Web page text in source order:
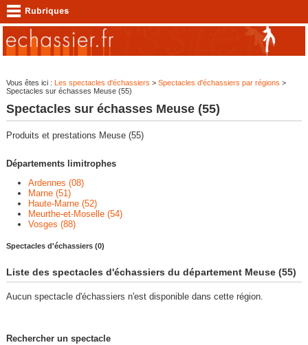
Vous êtes ici : Les spectacles d'échassiers > Spectacles d'échassiers par régions >
Spectacles sur échasses Meuse (55)
Spectacles sur échasses Meuse (55)
Produits et prestations Meuse (55)
Départements limitrophes
Ardennes (08)
Marne (51)
Haute-Marne (52)
Meurthe-et-Moselle (54)
Vosges (88)
Spectacles d'échassiers (0)
Liste des spectacles d'échassiers du département Meuse (55)
Aucun spectacle d'échassiers n'est disponible dans cette région.
Rechercher un spectacle